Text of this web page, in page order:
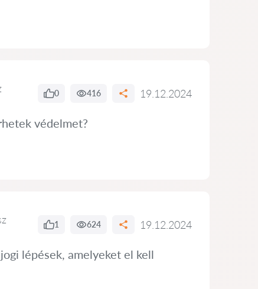
0 416 19.12.2024
védelmet?
1 624 19.12.2024
lépések, amelyeket el kell